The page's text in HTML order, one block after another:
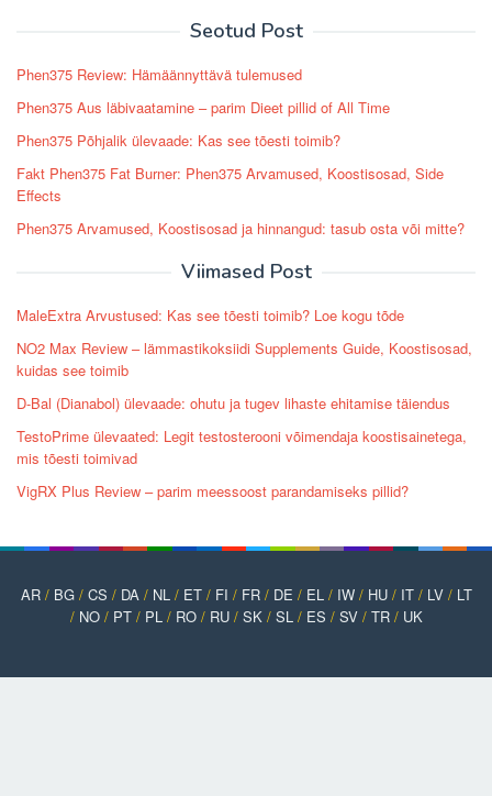
Seotud Post
Phen375 Review: Hämäännyttävä tulemused
Phen375 Aus läbivaatamine – parim Dieet pillid of All Time
Phen375 Põhjalik ülevaade: Kas see tõesti toimib?
Fakt Phen375 Fat Burner: Phen375 Arvamused, Koostisosad, Side
Effects
Phen375 Arvamused, Koostisosad ja hinnangud: tasub osta või mitte?
Viimased Post
MaleExtra Arvustused: Kas see tõesti toimib? Loe kogu tõde
NO2 Max Review – lämmastikoksiidi Supplements Guide, Koostisosad,
kuidas see toimib
D-Bal (Dianabol) ülevaade: ohutu ja tugev lihaste ehitamise täiendus
TestoPrime ülevaated: Legit testosterooni võimendaja koostisainetega,
mis tõesti toimivad
VigRX Plus Review – parim meessoost parandamiseks pillid?
AR/ BG/ CS / DA / NL / ET/ FI / FR/ DE / EL / IW/ HU/ IT/ LV/ LT
/ NO/ PT/ PL / RO/ RU/ SK/ SL / ES / SV/ TR/ UK